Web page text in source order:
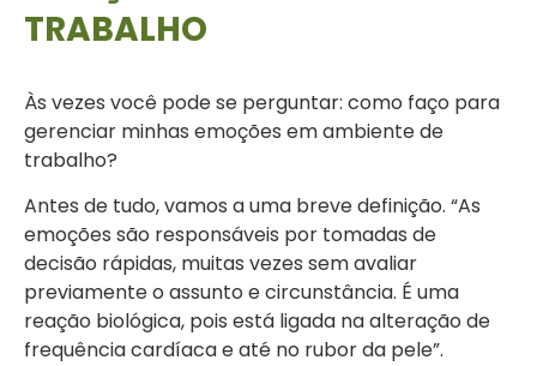
TRABALHO
Às vezes você pode se perguntar: como faço para
gerenciar minhas emoções em ambiente de
trabalho?
Antes de tudo, vamos a uma breve definição. “As
emoções são responsáveis por tomadas de
decisão rápidas, muitas vezes sem avaliar
previamente o assunto e circunstância. É uma
reação biológica, pois está ligada na alteração de
frequência cardíaca e até no rubor da pele”.